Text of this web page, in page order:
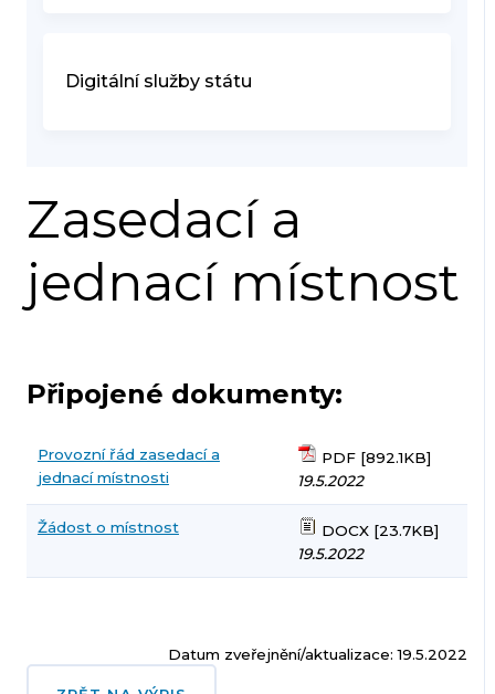
Digitální služby státu
Zasedací a
jednací místnost
Připojené dokumenty:
Provozní řád zasedací a
jednací místnosti
PDF [892.1KB]
19.5.2022
Žádost o místnost
DOCX [23.7KB]
19.5.2022
Datum zveřejnění/aktualizace: 19.5.2022